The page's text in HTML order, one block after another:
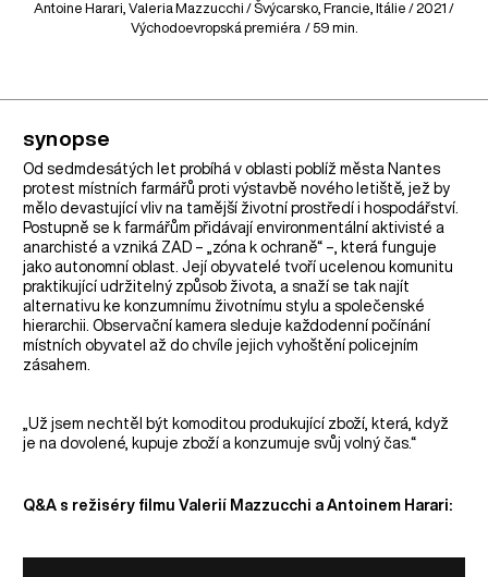
Antoine Harari, Valeria Mazzucchi / Švýcarsko Francie Itálie / 2021 /
Východoevropská premiéra / 59 min.
synopse
Od sedmdesátých let probíhá v oblasti poblíž města Nantes
protest místních farmářů proti výstavbě nového letiště, jež by
mělo devastující vliv na tamější životní prostředí i hospodářství.
Postupně se k farmářům přidávají environmentální aktivisté a
anarchisté a vzniká ZAD – „zóna k ochraně“ –, která funguje
jako autonomní oblast. Její obyvatelé tvoří ucelenou komunitu
praktikující udržitelný způsob života, a snaží se tak najít
alternativu ke konzumnímu životnímu stylu a společenské
hierarchii. Observační kamera sleduje každodenní počínání
místních obyvatel až do chvíle jejich vyhoštění policejním
zásahem.
„Už jsem nechtěl být komoditou produkující zboží, která, když
je na dovolené, kupuje zboží a konzumuje svůj volný čas.“
Q&A s režiséry filmu Valerií Mazzucchi a Antoinem Harari: